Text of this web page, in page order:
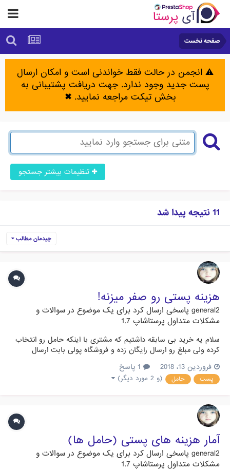
صفحه نخست
⚠️ انجمن در حالت فقط خواندنی است و امکان ارسال
پست جدید وجود ندارد. جهت دریافت پشتیبانی به
بخش تیکت مراجعه نمایید.✖
تنظیمات بیشتر جستجو
11 نتیجه پیدا شد
چیدمان مطالب
هزینه پستی رو صفر میزنه!
general2 پاسخی ارسال کرد برای یک موضوع در سوالات و
مشکلات متداول پرستاشاپ 1.7
سلام یه خرید بی سابقه داشتیم که مشتری با اینکه حامل رو انتخاب
کرده ولی مبلغ رو ارسال رایگان زده و فروشگاه پولی بابت ارسال
خودم هم در فروشگاه ثبت نام کردم و همون محصولات رو با برای
همون آدرس خریدم اما برای من درست حساب کرد و هزینه پستی
فروردین 13، 2018
پست حامل (و 2 مورد دیگر)
آمار هزینه های پستی (حامل ها)
general2 پاسخی ارسال کرد برای یک موضوع در سوالات و
مشکلات متداول پرستاشاپ 1.7